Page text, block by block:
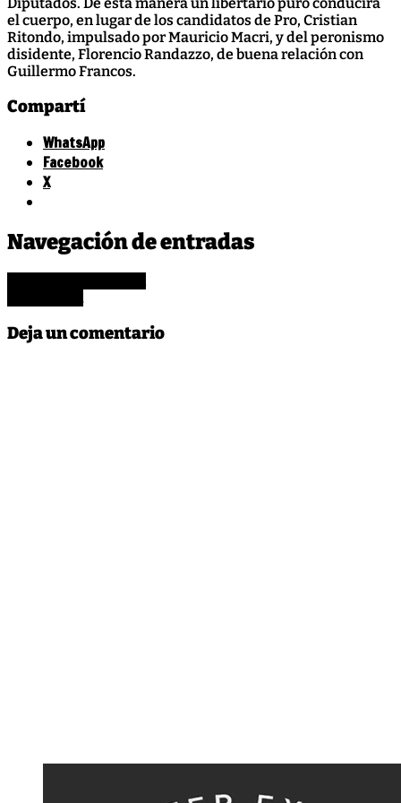
el cuerpo, en lugar de los candidatos de Pro, Cristian
Ritondo, impulsado por Mauricio Macri, y del peronismo
disidente, Florencio Randazzo, de buena relación con
Guillermo Francos.
Compartí
WhatsApp
Facebook
X
Leave
a
Comment
Menemismo
Cristina,
Milei
Navegación de entradas
Deja un comentario